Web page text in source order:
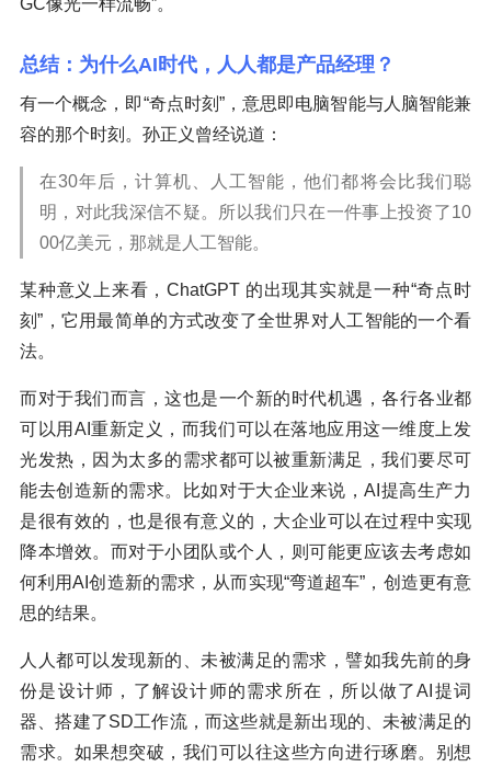
总结：为什么AI时代，人人都是产品经理？
有一个概念，即“奇点时刻”，意思即电脑智能与人脑智能兼
容的那个时刻。孙正义曾经说道：
在30年后，计算机、人工智能，他们都将会比我们聪
明，对此我深信不疑。所以我们只在一件事上投资了10
00亿美元，那就是人工智能。
某种意义上来看，ChatGPT 的出现其实就是一种“奇点时
刻”，它用最简单的方式改变了全世界对人工智能的一个看
法。
而对于我们而言，这也是一个新的时代机遇，各行各业都
可以用AI重新定义，而我们可以在落地应用这一维度上发
光发热，因为太多的需求都可以被重新满足，我们要尽可
能去创造新的需求。比如对于大企业来说，AI提高生产力
是很有效的，也是很有意义的，大企业可以在过程中实现
降本增效。而对于小团队或个人，则可能更应该去考虑如
何利用AI创造新的需求，从而实现“弯道超车”，创造更有意
思的结果。
人人都可以发现新的、未被满足的需求，譬如我先前的身
份是设计师，了解设计师的需求所在，所以做了AI提词
器、搭建了SD工作流，而这些就是新出现的、未被满足的
需求。如果想突破，我们可以往这些方向进行琢磨。别想